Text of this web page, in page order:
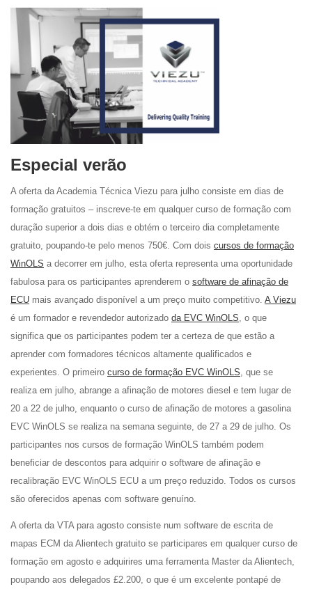
Especial verão
A oferta da Academia Técnica Viezu para julho consiste em dias de
formação gratuitos – inscreve-te em qualquer curso de formação com
duração superior a dois dias e obtém o terceiro dia completamente
gratuito, poupando-te pelo menos 750€. Com dois cursos de formação
WinOLS a decorrer em julho, esta oferta representa uma oportunidade
fabulosa para os participantes aprenderem o software de afinação de
ECU mais avançado disponível a um preço muito competitivo. A Viezu
é um formador e revendedor autorizado da EVC WinOLS , o que
significa que os participantes podem ter a certeza de que estão a
aprender com formadores técnicos altamente qualificados e
experientes. O primeiro curso de formação EVC WinOLS , que se
realiza em julho, abrange a afinação de motores diesel e tem lugar de
20 a 22 de julho, enquanto o curso de afinação de motores a gasolina
EVC WinOLS se realiza na semana seguinte, de 27 a 29 de julho. Os
participantes nos cursos de formação WinOLS também podem
beneficiar de descontos para adquirir o software de afinação e
recalibração EVC WinOLS ECU a um preço reduzido. Todos os cursos
são oferecidos apenas com software genuíno.
A oferta da VTA para agosto consiste num software de escrita de
mapas ECM da Alientech gratuito se participares em qualquer curso de
formação em agosto e adquirires uma ferramenta Master da Alientech,
poupando aos delegados £2.200, o que é um excelente pontapé de